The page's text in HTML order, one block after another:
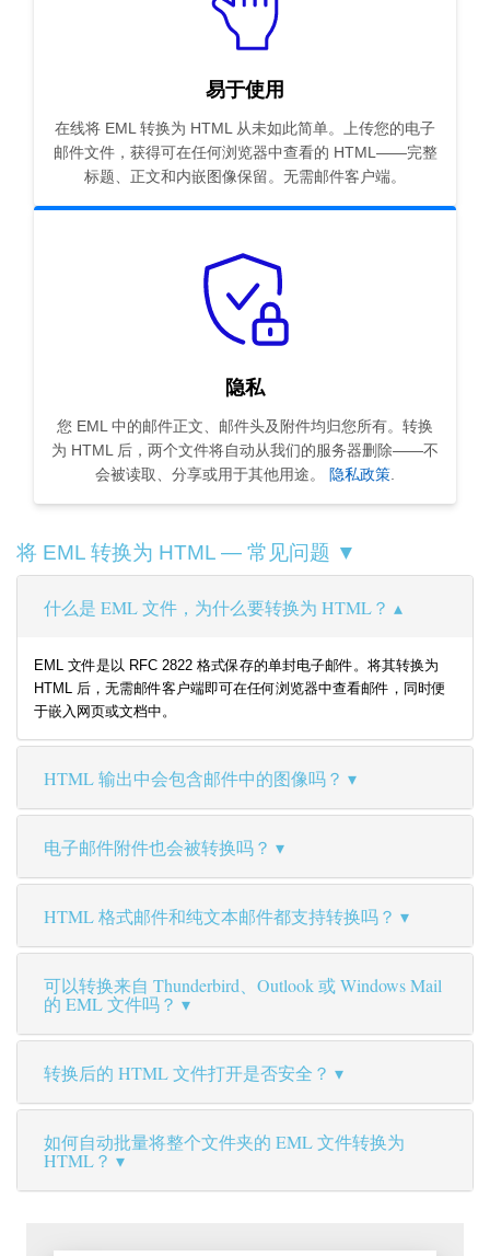
易于使用
在线将 EML 转换为 HTML 从未如此简单。上传您的电子
邮件文件，获得可在任何浏览器中查看的 HTML——完整
标题、正文和内嵌图像保留。无需邮件客户端。
隐私
您 EML 中的邮件正文、邮件头及附件均归您所有。转换
为 HTML 后，两个文件将自动从我们的服务器删除——不
会被读取、分享或用于其他用途。
隐私政策
将 EML 转换为 HTML — 常见问题 ▼
什么是 EML 文件，为什么要转换为 HTML？
EML 文件是以 RFC 2822 格式保存的单封电子邮件。将其转换为
HTML 后，无需邮件客户端即可在任何浏览器中查看邮件，同时便
于嵌入网页或文档中。
HTML 输出中会包含邮件中的图像吗？
电子邮件附件也会被转换吗？
HTML 格式邮件和纯文本邮件都支持转换吗？
可以转换来自 Thunderbird、Outlook 或 Windows Mail
的 EML 文件吗？
转换后的 HTML 文件打开是否安全？
如何自动批量将整个文件夹的 EML 文件转换为
HTML？